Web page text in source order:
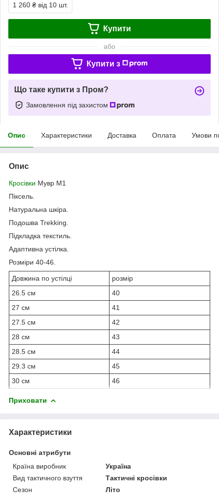
1 260 ₴ від 10 шт.
Купити
або
Купити з
Що таке купити з Пром?
Замовлення під захистом
Опис Характеристики Доставка Оплата Умови
Опис
Кросівки Мувр М1
Піксель.
Натуральна шкіра.
Подошва Trekking.
Підкладка текстиль.
Адаптивна устілка.
Розміри 40-46.
Довжина по устілці
розмір
26.5 см
40
27 см
41
27.5 см
42
28 см
43
28.5 см
44
29.3 см
45
30 см
46
Приховати
Характеристики
Основні атрибути
Країна виробник
Україна
Вид тактичного взуття
Тактичні кросівки
Сезон
Літо